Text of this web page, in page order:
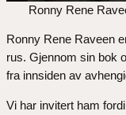
Ronny Rene
Ronny Rene Raveen
rus. Gjennom sin bok
fra innsiden av
Vi har invitert ham